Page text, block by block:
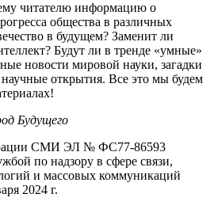
читателю информацию о
общества в различных
в будущем? Заменит ли
Будут ли в тренде «умные»
новости мировой науки, загадки
открытия. Все это мы будем
Будущего
СМИ ЭЛ № ФС77-86593
по надзору в сфере связи,
и массовых коммуникаций
2024 г.